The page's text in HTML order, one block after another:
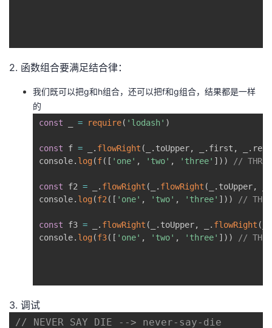
2. 函数组合要满足结合律：
我们既可以把g和h组合，还可以把f和g组合，结果都是一样
的
const = require( 'lodash' )
const f = . flowRight ( . toUpper, . first , .
console. log(f( [ 'one' , 'two' , 'three' ] ) ) // THREE
const f2 = . flowRight ( . flowRight ( . toUpper,
console. log(f2 ( [ 'one' , 'two' , 'three' ] ) ) //
const f3 = . flowRight ( . toUpper, . flowRight (
console. log(f3( [ 'one' , 'two' , 'three' ] ) ) //
3. 调试
// NEVER SAY DIE --> never-say-die